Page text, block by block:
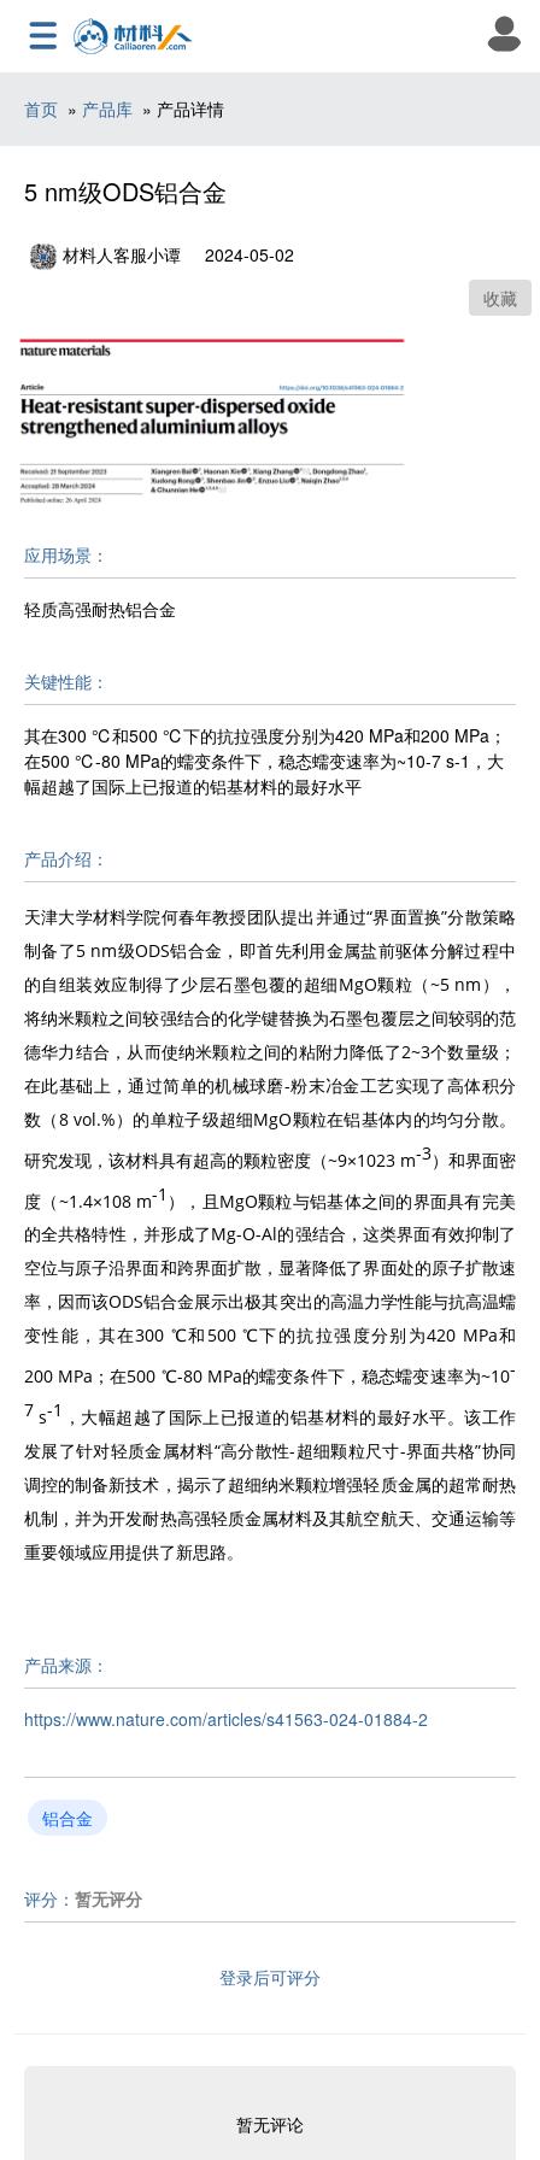
首页 » 产品库 » 产品详情
5 nm级ODS铝合金
材料人客服小谭 2024-05-02
收藏
应用场景：
轻质高强耐热铝合金
关键性能：
其在300 ℃和500 ℃下的抗拉强度分别为420 MPa和200 MPa；
在500 ℃-80 MPa的蠕变条件下，稳态蠕变速率为~10-7 s-1，大
幅超越了国际上已报道的铝基材料的最好水平
产品介绍：
天津大学材料学院何春年教授团队提出并通过“界面置换”分散策略
制备了5 nm级ODS铝合金，即首先利用金属盐前驱体分解过程中
的自组装效应制得了少层石墨包覆的超细MgO颗粒（~5 nm），
将纳米颗粒之间较强结合的化学键替换为石墨包覆层之间较弱的范
德华力结合，从而使纳米颗粒之间的粘附力降低了2~3个数量级；
在此基础上，通过简单的机械球磨-粉末冶金工艺实现了高体积分
数（8 vol.%）的单粒子级超细MgO颗粒在铝基体内的均匀分散。
研究发现，该材料具有超高的颗粒密度（~9×1023 m-3）和界面密
度（~1.4×108 m-1 ），且MgO颗粒与铝基体之间的界面具有完美
的全共格特性，并形成了Mg-O-Al的强结合，这类界面有效抑制了
空位与原子沿界面和跨界面扩散，显著降低了界面处的原子扩散速
率，因而该ODS铝合金展示出极其突出的高温力学性能与抗高温蠕
变性能，其在300 ℃和500 ℃下的抗拉强度分别为420 MPa和
200 MPa；在500 ℃-80 MPa的蠕变条件下，稳态蠕变速率为~10-
7 s-1 ，大幅超越了国际上已报道的铝基材料的最好水平。该工作
发展了针对轻质金属材料“高分散性-超细颗粒尺寸-界面共格”协同
调控的制备新技术，揭示了超细纳米颗粒增强轻质金属的超常耐热
机制，并为开发耐热高强轻质金属材料及其航空航天、交通运输等
重要领域应用提供了新思路。
产品来源：
https://www.nature.com/articles/s41563-024-01884-2
铝合金
评分： 暂无评分
登录后可评分
暂无评论